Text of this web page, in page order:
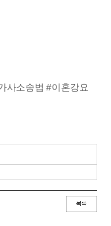
사소송법 #이혼강요
목록